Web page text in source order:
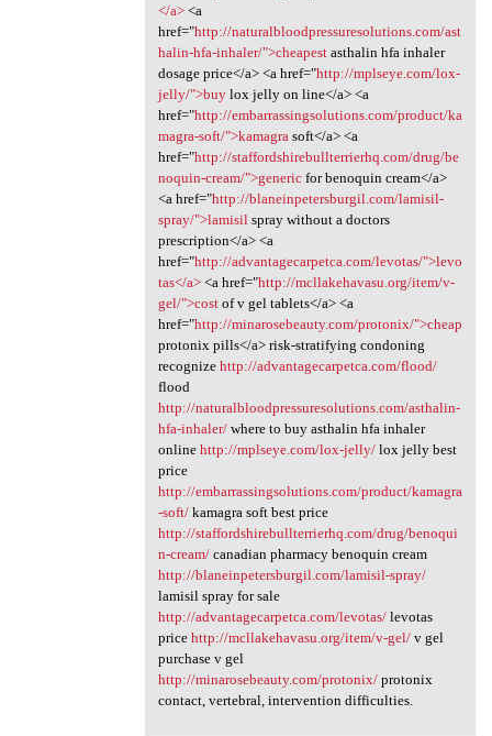
</a><a
href="http://naturalbloodpressuresolutions.com/ast
halin-hfa-inhaler/">cheapestasthalin hfa inhaler
dosage price</a> <a href="http://mplseye.com/lox-
jelly/">buylox jelly on line</a> <a
href="http://embarrassingsolutions.com/product/ka
magra-soft/">kamagrasoft</a> <a
href="http://staffordshirebullterrierhq.com/drug/be
noquin-cream/">genericfor benoquin cream</a>
<a href="http://blaneinpetersburgil.com/lamisil-
spray/">lamisilspray without a doctors
prescription</a> <a
href="http://advantagecarpetca.com/levotas/">levo
tas</a><a href="http://mcllakehavasu.org/item/v-
gel/">costof v gel tablets</a> <a
href="http://minarosebeauty.com/protonix/">cheap
protonix pills</a> risk-stratifying condoning
recognize http://advantagecarpetca.com/flood/
flood
http://naturalbloodpressuresolutions.com/asthalin-
hfa-inhaler/where to buy asthalin hfa inhaler
online http://mplseye.com/lox-jelly/lox jelly best
price
http://embarrassingsolutions.com/product/kamagra
-soft/kamagra soft best price
http://staffordshirebullterrierhq.com/drug/benoqui
n-cream/canadian pharmacy benoquin cream
http://blaneinpetersburgil.com/lamisil-spray/
lamisil spray for sale
http://advantagecarpetca.com/levotas/levotas
price http://mcllakehavasu.org/item/v-gel/v gel
purchase v gel
http://minarosebeauty.com/protonix/protonix
contact, vertebral, intervention difficulties.